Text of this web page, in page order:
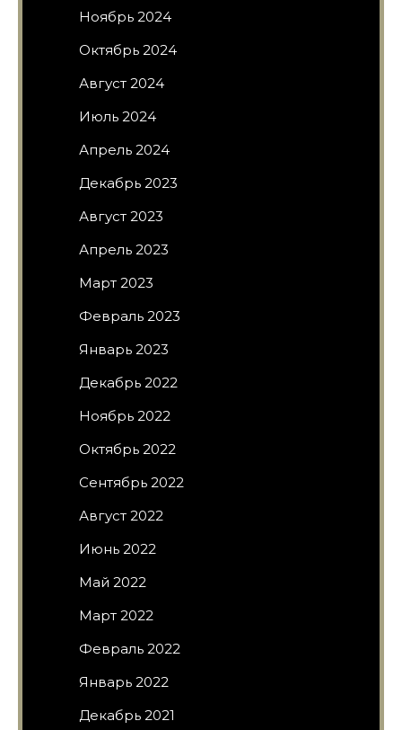
Ноябрь 2024
Октябрь 2024
Август 2024
Июль 2024
Апрель 2024
Декабрь 2023
Август 2023
Апрель 2023
Март 2023
Февраль 2023
Январь 2023
Декабрь 2022
Ноябрь 2022
Октябрь 2022
Сентябрь 2022
Август 2022
Июнь 2022
Май 2022
Март 2022
Февраль 2022
Январь 2022
Декабрь 2021